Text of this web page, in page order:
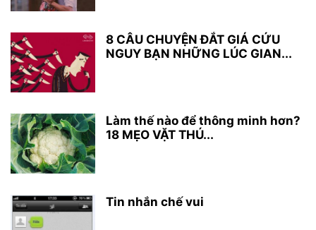
8 CÂU CHUYỆN ĐẮT GIÁ CỨU
NGUY BẠN NHỮNG LÚC GIAN...
Làm thế nào để thông minh hơn?
18 MẸO VẶT THÚ...
Tin nhắn chế vui